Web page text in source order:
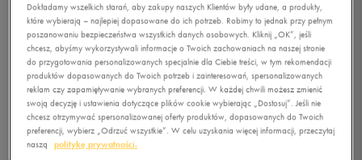
Dokładamy wszelkich starań, aby zakupy naszych Klientów były udane, a produkty,
które wybierają – najlepiej dopasowane do ich potrzeb. Robimy to jednak przy pełnym
poszanowaniu bezpieczeństwa wszystkich danych osobowych. Kliknij „OK”, jeśli
chcesz, abyśmy wykorzystywali informacje o Twoich zachowaniach na naszej stronie
do przygotowania personalizowanych specjalnie dla Ciebie treści, w tym rekomendacji
produktów dopasowanych do Twoich potrzeb i zainteresowań, spersonalizowanych
reklam czy zapamiętywanie wybranych preferencji. W każdej chwili możesz zmienić
swoją decyzję i ustawienia dotyczące plików cookie wybierając „Dostosuj”. Jeśli nie
chcesz otrzymywać spersonalizowanej oferty produktów, dopasowanych do Twoich
preferencji, wybierz „Odrzuć wszystkie”. W celu uzyskania więcej informacji, przeczytaj
naszą
politykę prywatności.